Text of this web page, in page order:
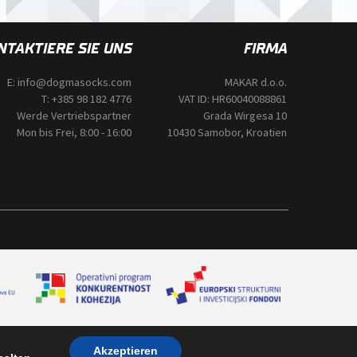
SIE UNS
E:info@dogmasocks.com
T:+385 98 182 4776
Werde Vertriebspartner
Mon bis Frei, 8:00 - 16:00
FIRMA
MAKAR d.o.o.
VAT ID: HR60040088861
Grada Wirgesa 10
10430 Samobor, Kroatien
Akzeptieren